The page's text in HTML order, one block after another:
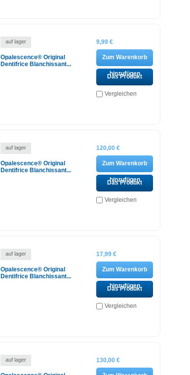
auf lager
Opalescence® Original
Dentifrice Blanchissant...
9,99 €
Zum Warenkorb
hinzufügen
Das Produkt
ansehen
Vergleichen
auf lager
Opalescence® Original
Dentifrice Blanchissant...
120,00 €
Zum Warenkorb
hinzufügen
Das Produkt
ansehen
Vergleichen
auf lager
Opalescence® Original
Dentifrice Blanchissant...
17,99 €
Zum Warenkorb
hinzufügen
Das Produkt
ansehen
Vergleichen
auf lager 130,00 €